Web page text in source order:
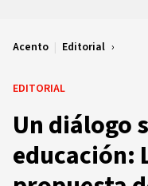
Acento | Editorial
EDITORIAL
Un diálogo
educación: